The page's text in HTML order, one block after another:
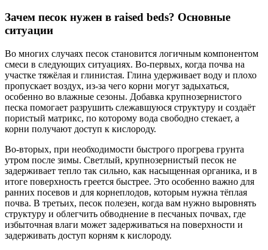
Зачем песок нужен в raised beds? Основные
ситуации
Во многих случаях песок становится логичным компонентом
смеси в следующих ситуациях. Во-первых, когда почва на
участке тяжёлая и глинистая. Глина удерживает воду и плохо
пропускает воздух, из-за чего корни могут задыхаться,
особенно во влажные сезоны. Добавка крупнозернистого
песка помогает разрушить слежавшуюся структуру и создаёт
пористый матрикс, по которому вода свободно стекает, а
корни получают доступ к кислороду.
Во-вторых, при необходимости быстрого прогрева грунта
утром после зимы. Светлый, крупнозернистый песок не
задерживает тепло так сильно, как насыщенная органика, и в
итоге поверхность греется быстрее. Это особенно важно для
ранних посевов и для корнеплодов, которым нужна тёплая
почва. В третьих, песок полезен, когда вам нужно выровнять
структуру и облегчить обводнение в песчаных почвах, где
избыточная влаги может задерживаться на поверхности и
задерживать доступ корням к кислороду.